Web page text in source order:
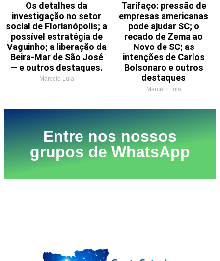
Os detalhes da
investigação no setor
social de Florianópolis; a
possível estratégia de
Vaguinho; a liberação da
Beira-Mar de São José
— e outros destaques.
Marcelo Lula
Tarifaço: pressão de
empresas americanas
pode ajudar SC; o
recado de Zema ao
Novo de SC; as
intenções de Carlos
Bolsonaro e outros
destaques
Marcelo Lula
Entre nos nossos
grupos de WhatsApp